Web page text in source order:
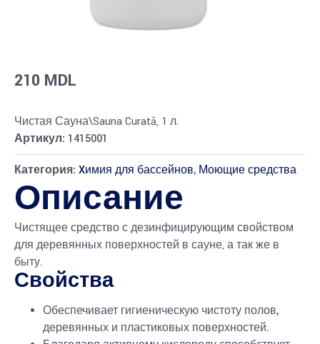
210 MDL
Чистая Сауна\Sauna Curată, 1 л.
Артикул: 1415001
Категория: Xимия для бассейнов, Моющие средства
Описание
Чистящее средство с дезинфицирующим свойством
для деревянных поверхностей в сауне, а так же в
быту.
Свойства
Обеспечивает гигиеническую чистоту полов,
деревянных и пластиковых поверхностей.